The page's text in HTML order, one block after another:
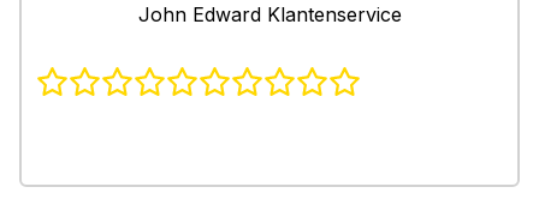
John Edward Klantenservice